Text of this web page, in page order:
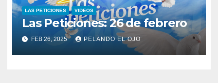
LAS PETICIONES VIDEOS
Las Peticiones: 26 de febrero
FEB 26, 2025 PELANDO EL OJO